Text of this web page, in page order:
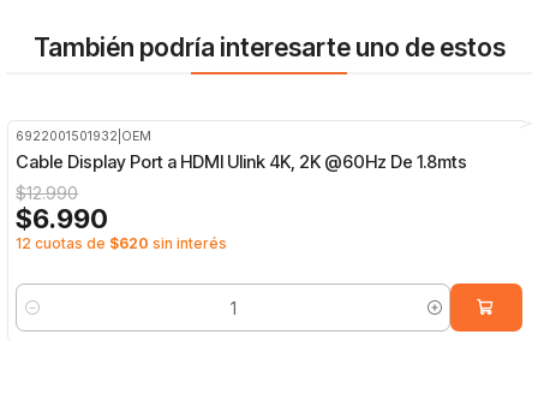
También podría interesarte uno de estos
6922001501932 OEM
Cable Display Port a HDMI Ulink 4K, 2K @60Hz De 1.8mts
$12.990
$6.990
12 cuotas de $620 sin interés
Cantidad